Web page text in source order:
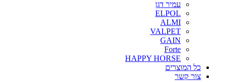
עמיר דגן
ELPOL
ALMI
VALPET
GAIN
Forte
HAPPY HORSE
כל המוצרים
צור קשר